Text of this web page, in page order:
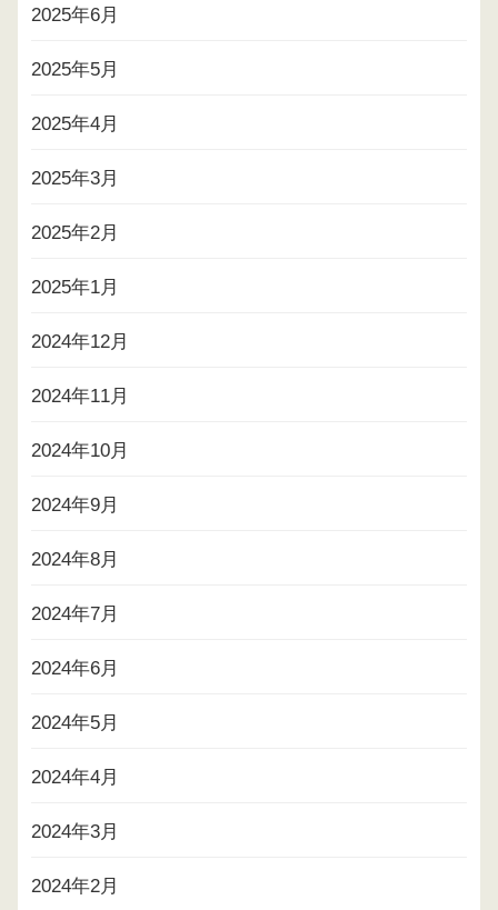
2025年6月
2025年5月
2025年4月
2025年3月
2025年2月
2025年1月
2024年12月
2024年11月
2024年10月
2024年9月
2024年8月
2024年7月
2024年6月
2024年5月
2024年4月
2024年3月
2024年2月